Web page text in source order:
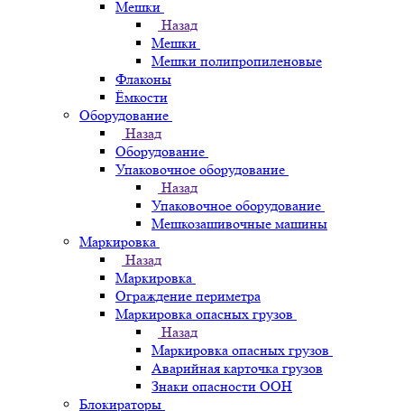
Мешки
Назад
Мешки
Мешки полипропиленовые
Флаконы
Ёмкости
Оборудование
Назад
Оборудование
Упаковочное оборудование
Назад
Упаковочное оборудование
Мешкозашивочные машины
Маркировка
Назад
Маркировка
Ограждение периметра
Маркировка опасных грузов
Назад
Маркировка опасных грузов
Аварийная карточка грузов
Знаки опасности ООН
Блокираторы